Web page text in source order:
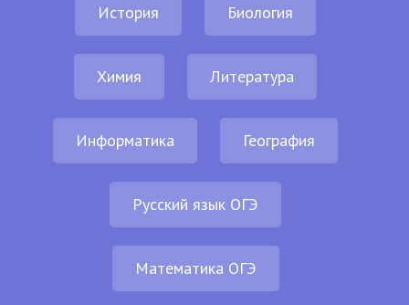
История Биология
Химия Литература
Информатика География
Русский язык ОГЭ
Математика ОГЭ